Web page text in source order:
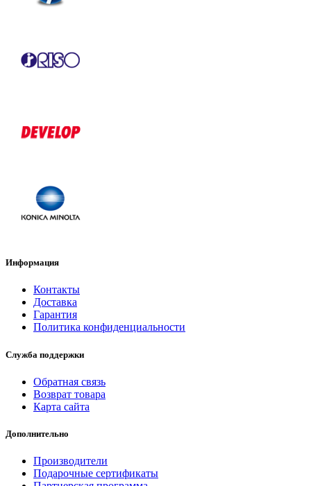
Информация
Контакты
Доставка
Гарантия
Политика конфиденциальности
Служба поддержки
Обратная связь
Возврат товара
Карта сайта
Дополнительно
Производители
Подарочные сертификаты